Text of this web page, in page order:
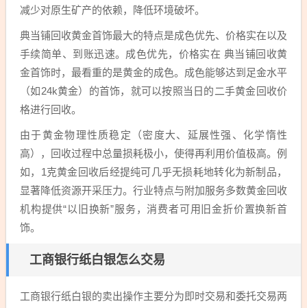
减少对原生矿产的依赖，降低环境破坏。
典当铺回收黄金首饰最大的特点是成色优先、价格实在以及
手续简单、到账迅速。成色优先，价格实在 典当铺回收黄
金首饰时，最看重的是黄金的成色。成色能够达到足金水平
（如24k黄金）的首饰，就可以按照当日的二手黄金回收价
格进行回收。
由于黄金物理性质稳定（密度大、延展性强、化学惰性
高），回收过程中总量损耗极小，使得再利用价值极高。例
如，1克黄金回收后经提纯可几乎无损耗地转化为新制品，
显著降低资源开采压力。行业特点与附加服务多数黄金回收
机构提供“以旧换新”服务，消费者可用旧金折价置换新首
饰。
工商银行纸白银怎么交易
工商银行纸白银的卖出操作主要分为即时交易和委托交易两